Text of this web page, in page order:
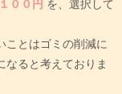
００円 を、選択して
ことはゴミの削減に
なると考えておりま